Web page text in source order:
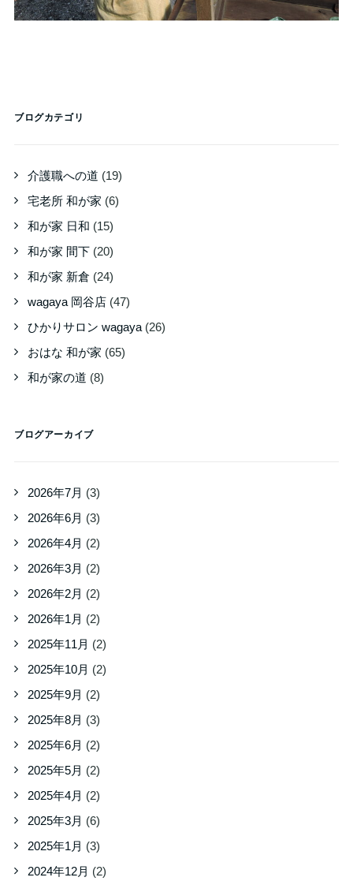
ブログカテゴリ
介護職への道 (19)
宅老所 和が家 (6)
和が家 日和 (15)
和が家 間下 (20)
和が家 新倉 (24)
wagaya 岡谷店 (47)
ひかりサロン wagaya (26)
おはな 和が家 (65)
和が家の道 (8)
ブログアーカイブ
2026年7月 (3)
2026年6月 (3)
2026年4月 (2)
2026年3月 (2)
2026年2月 (2)
2026年1月 (2)
2025年11月 (2)
2025年10月 (2)
2025年9月 (2)
2025年8月 (3)
2025年6月 (2)
2025年5月 (2)
2025年4月 (2)
2025年3月 (6)
2025年1月 (3)
2024年12月 (2)